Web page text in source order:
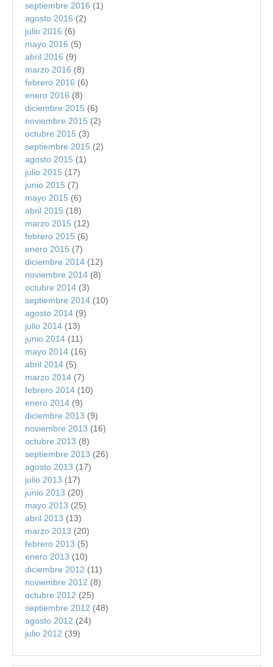
septiembre 2016 (1)
agosto 2016 (2)
julio 2016 (6)
mayo 2016 (5)
abril 2016 (9)
marzo 2016 (8)
febrero 2016 (6)
enero 2016 (8)
diciembre 2015 (6)
noviembre 2015 (2)
octubre 2015 (3)
septiembre 2015 (2)
agosto 2015 (1)
julio 2015 (17)
junio 2015 (7)
mayo 2015 (6)
abril 2015 (18)
marzo 2015 (12)
febrero 2015 (6)
enero 2015 (7)
diciembre 2014 (12)
noviembre 2014 (8)
octubre 2014 (3)
septiembre 2014 (10)
agosto 2014 (9)
julio 2014 (13)
junio 2014 (11)
mayo 2014 (16)
abril 2014 (5)
marzo 2014 (7)
febrero 2014 (10)
enero 2014 (9)
diciembre 2013 (9)
noviembre 2013 (16)
octubre 2013 (8)
septiembre 2013 (26)
agosto 2013 (17)
julio 2013 (17)
junio 2013 (20)
mayo 2013 (25)
abril 2013 (13)
marzo 2013 (20)
febrero 2013 (5)
enero 2013 (10)
diciembre 2012 (11)
noviembre 2012 (8)
octubre 2012 (25)
septiembre 2012 (48)
agosto 2012 (24)
julio 2012 (39)